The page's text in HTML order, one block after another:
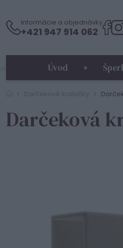
Informácie a objednávky
+421 947 914 062
Úvod
Darčeková